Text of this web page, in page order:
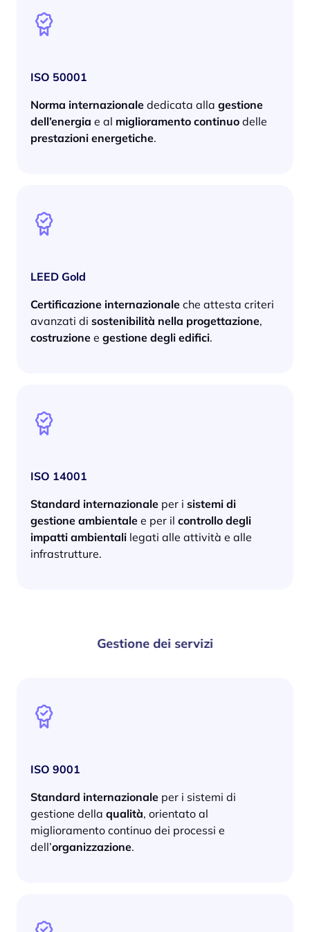
ISO 50001
Norma internazionale dedicata alla gestione
dell’energia e al miglioramento continuo delle
prestazioni energetiche.
LEED Gold
Certificazione internazionale che attesta criteri
avanzati di sostenibilità nella progettazione,
costruzione e gestione degli edifici.
ISO 14001
Standard internazionale per i sistemi di
gestione ambientale e per il controllo degli
impatti ambientali legati alle attività e alle
infrastrutture.
Gestione dei servizi
ISO 9001
Standard internazionale per i sistemi di
gestione della qualità, orientato al
miglioramento continuo dei processi e
dell’organizzazione.